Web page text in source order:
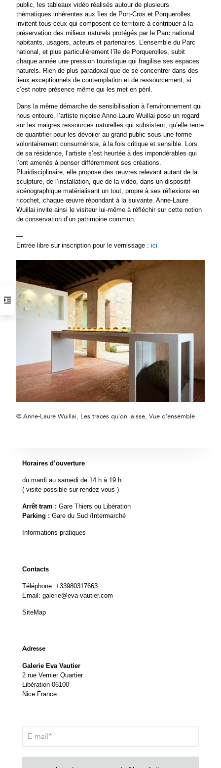
public, les tableaux vidéo réalisés autour de plusieurs
thématiques inhérentes aux îles de Port-Cros et Porquerolles
invitent tous ceux qui composent ce territoire à contribuer à la
préservation des milieux naturels protégés par le Parc national :
habitants, usagers, acteurs et partenaires. L’ensemble du Parc
national, et plus particulièrement l’île de Porquerolles, subit
chaque année une pression touristique qui fragilise ses espaces
naturels. Rien de plus paradoxal que de se concentrer dans des
lieux exceptionnels de contemplation et de ressourcement, si
c’est notre présence même qui les met en péril.
Dans la même démarche de sensibilisation à l’environnement qui
nous entoure, l’artiste niçoise Anne-Laure Wuillai pose un regard
sur les maigres ressources naturelles qui subsistent, qu’elle tente
de quantifier pour les dévoiler au grand public sous une forme
volontairement consumériste, à la fois critique et sensible. Lors
de sa résidence, l’artiste s’est heurtée à des impondérables qui
l’ont amenés à penser différemment ses créations.
Pluridisciplinaire, elle propose des œuvres relevant autant de la
sculpture, de l’installation, que de la vidéo, dans un dispositif
scénographique matérialisant un tout, propre à ses réflexions en
ricochet, chaque œuvre répondant à la suivante. Anne-Laure
Wuillai invite ainsi le visiteur lui-même à réfléchir sur cette notion
de conservation d’un patrimoine commun.
—
Entrée libre sur inscription pour le vernissage : ici
© Anne-Laure Wuillai, Les traces qu'on laisse, Vue d'ensemble
Horaires d’ouverture
du mardi au samedi de 14 h à 19 h
( visite possible sur rendez vous )
Arrêt tram : Gare Thiers ou Libération
Parking : Gare du Sud /Intermarché
Informations pratiques
Contacts
Téléphone :+33980317663
Email: galerie@eva-vautier.com
SiteMap
Adresse
Galerie Eva Vautier
2 rue Vernier Quartier
Libération 06100
Nice France